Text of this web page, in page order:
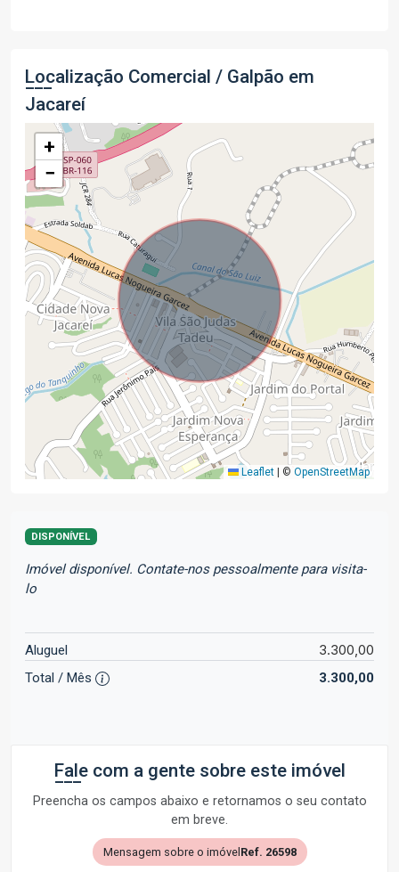
Localização Comercial / Galpão em
Jacareí
+
−
Leaflet | © OpenStreetMap
DISPONÍVEL
Imóvel disponível. Contate-nos pessoalmente para visita-
lo
Aluguel 3.300,00
Total / Mês 3.300,00
Fale com a gente sobre este imóvel
Preencha os campos abaixo e retornamos o seu contato
em breve.
Mensagem sobre o imóvelRef. 26598